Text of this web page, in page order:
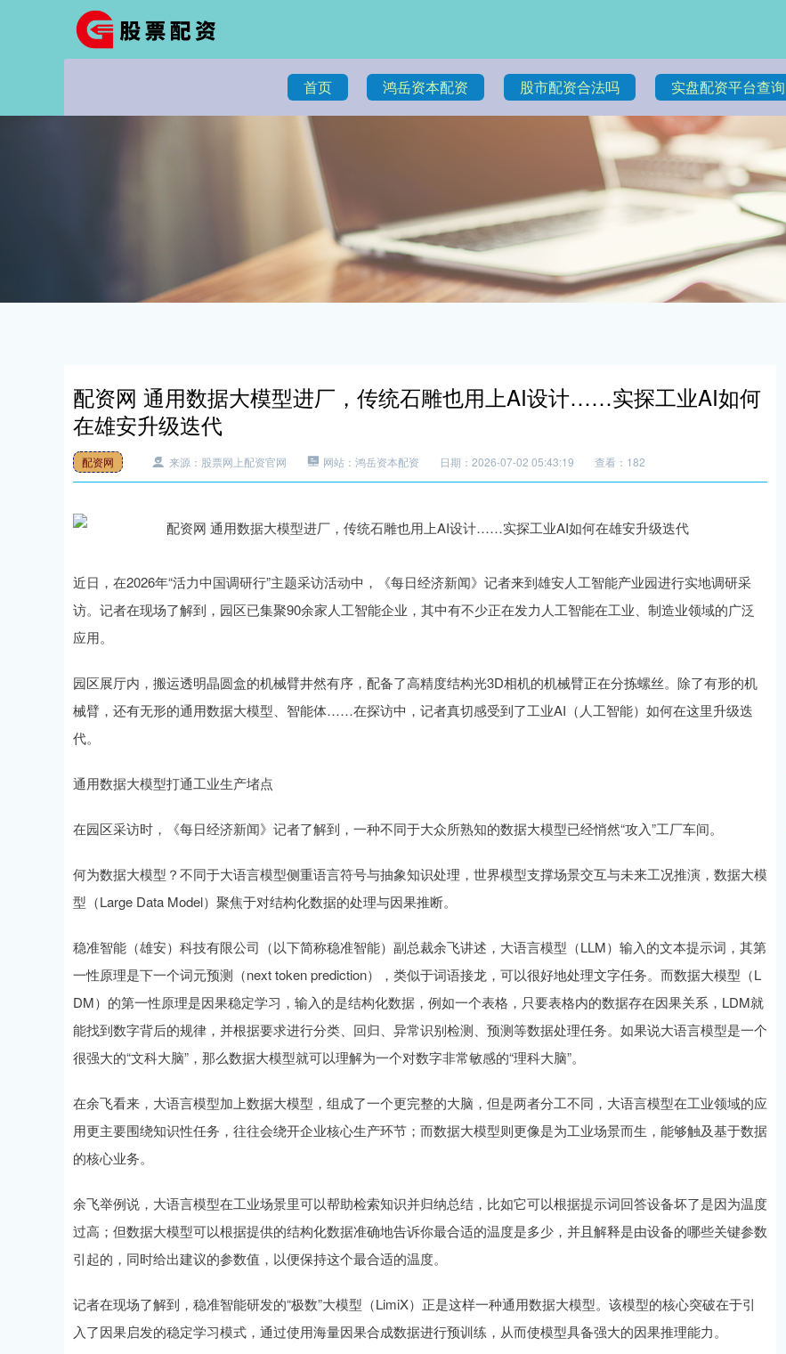
首页 鸿岳资本配资 股市配资合法吗 实盘配资平台查询
配资网 通用数据大模型进厂，传统石雕也用上AI设计……实探工业AI如何
在雄安升级迭代
配资网 来源：股票网上配资官网 网站：鸿岳资本配资 日期：2026-07-02 05:43:19 查看：182
近日，在2026年“活力中国调研行”主题采访活动中，《每日经济新闻》记者来到雄安人工智能产业园进行实地调研采
访。记者在现场了解到，园区已集聚90余家人工智能企业，其中有不少正在发力人工智能在工业、制造业领域的广泛
应用。
园区展厅内，搬运透明晶圆盒的机械臂井然有序，配备了高精度结构光3D相机的机械臂正在分拣螺丝。除了有形的机
械臂，还有无形的通用数据大模型、智能体……在探访中，记者真切感受到了工业AI（人工智能）如何在这里升级迭
代。
通用数据大模型打通工业生产堵点
在园区采访时，《每日经济新闻》记者了解到，一种不同于大众所熟知的数据大模型已经悄然“攻入”工厂车间。
何为数据大模型？不同于大语言模型侧重语言符号与抽象知识处理，世界模型支撑场景交互与未来工况推演，数据大模
型（Large Data Model）聚焦于对结构化数据的处理与因果推断。
稳准智能（雄安）科技有限公司（以下简称稳准智能）副总裁余飞讲述，大语言模型（LLM）输入的文本提示词，其第
一性原理是下一个词元预测（next token prediction），类似于词语接龙，可以很好地处理文字任务。而数据大模型（L
DM）的第一性原理是因果稳定学习，输入的是结构化数据，例如一个表格，只要表格内的数据存在因果关系，LDM就
能找到数字背后的规律，并根据要求进行分类、回归、异常识别检测、预测等数据处理任务。如果说大语言模型是一个
很强大的“文科大脑”，那么数据大模型就可以理解为一个对数字非常敏感的“理科大脑”。
在余飞看来，大语言模型加上数据大模型，组成了一个更完整的大脑，但是两者分工不同，大语言模型在工业领域的应
用更主要围绕知识性任务，往往会绕开企业核心生产环节；而数据大模型则更像是为工业场景而生，能够触及基于数据
的核心业务。
余飞举例说，大语言模型在工业场景里可以帮助检索知识并归纳总结，比如它可以根据提示词回答设备坏了是因为温度
过高；但数据大模型可以根据提供的结构化数据准确地告诉你最合适的温度是多少，并且解释是由设备的哪些关键参数
引起的，同时给出建议的参数值，以便保持这个最合适的温度。
记者在现场了解到，稳准智能研发的“极数”大模型（LimiX）正是这样一种通用数据大模型。该模型的核心突破在于引
入了因果启发的稳定学习模式，通过使用海量因果合成数据进行预训练，从而使模型具备强大的因果推理能力。
0.41% 深证成指 14198.83 -112.18 -0.78% 沪深300 4681.84 -12.60 -0.27%